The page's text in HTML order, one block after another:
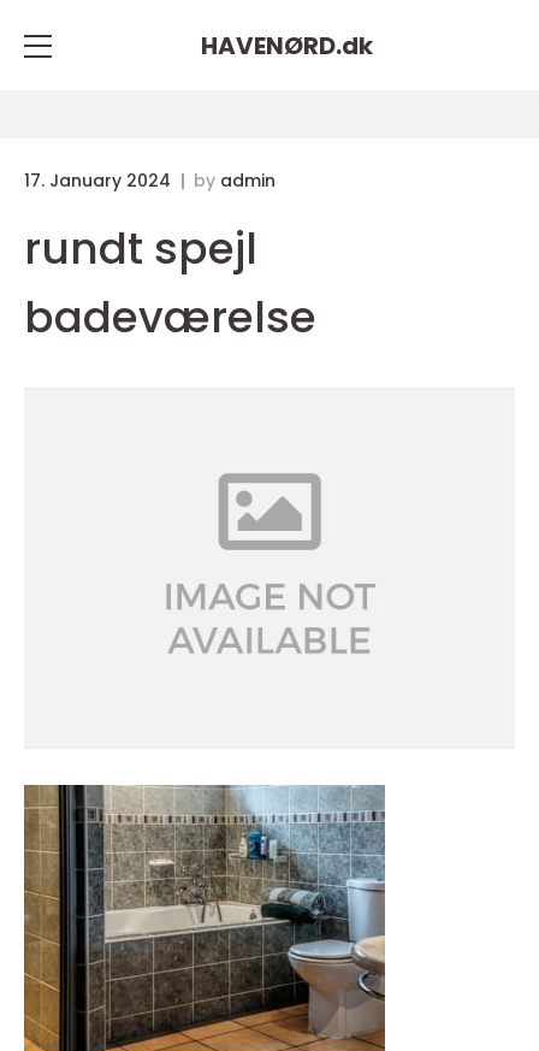
HAVENØRD.dk
17. January 2024 by admin
rundt spejl
badeværelse